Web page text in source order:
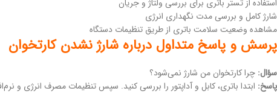
استفاده از تستر باتری برای بررسی ولتاژ و جریان
شارژ کامل و بررسی مدت نگهداری انرژی
مشاهده وضعیت سلامت باتری از طریق تنظیمات دستگاه
پرسش و پاسخ متداول درباره شارژ نشدن کارتخوان
سؤال: چرا کارتخوان من شارژ نمی‌شود؟
پاسخ: ابتدا باتری، کابل و آداپتور را بررسی کنید. سپس تنظیمات مصرف انرژی و